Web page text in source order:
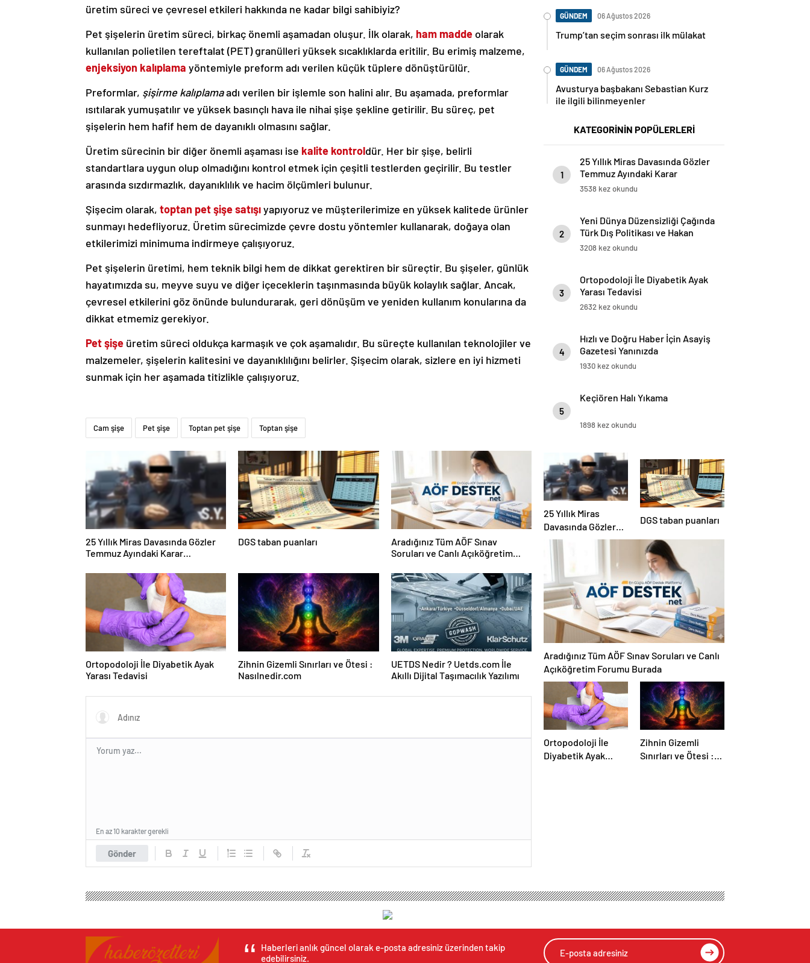
üretim süreci ve çevresel etkileri hakkında ne kadar bilgi sahibiyiz?
Pet şişelerin üretim süreci, birkaç önemli aşamadan oluşur. İlk olarak, ham madde olarak
kullanılan polietilen tereftalat (PET) granülleri yüksek sıcaklıklarda eritilir. Bu erimiş malzeme,
enjeksiyon kalıplama yöntemiyle preform adı verilen küçük tüplere dönüştürülür.
Preformlar, şişirme kalıplamaadı verilen bir işlemle son halini alır. Bu aşamada, preformlar
ısıtılarak yumuşatılır ve yüksek basınçlı hava ile nihai şişe şekline getirilir. Bu süreç, pet
şişelerin hem hafif hem de dayanıklı olmasını sağlar.
Üretim sürecinin bir diğer önemli aşaması ise kalite kontroldür. Her bir şişe, belirli
standartlara uygun olup olmadığını kontrol etmek için çeşitli testlerden geçirilir. Bu testler
arasında sızdırmazlık, dayanıklılık ve hacim ölçümleri bulunur.
Şişecim olarak, toptan pet şişe satışıyapıyoruz ve müşterilerimize en yüksek kalitede ürünler
sunmayı hedefliyoruz. Üretim sürecimizde çevre dostu yöntemler kullanarak, doğaya olan
etkilerimizi minimuma indirmeye çalışıyoruz.
Pet şişelerin üretimi, hem teknik bilgi hem de dikkat gerektiren bir süreçtir. Bu şişeler, günlük
hayatımızda su, meyve suyu ve diğer içeceklerin taşınmasında büyük kolaylık sağlar. Ancak,
çevresel etkilerini göz önünde bulundurarak, geri dönüşüm ve yeniden kullanım konularına da
dikkat etmemiz gerekiyor.
Pet şişe üretim süreci oldukça karmaşık ve çok aşamalıdır. Bu süreçte kullanılan teknolojiler ve
malzemeler, şişelerin kalitesini ve dayanıklılığını belirler. Şişecim olarak, sizlere en iyi hizmeti
sunmak için her aşamada titizlikle çalışıyoruz.
Cam şişe Pet şişe Toptan pet şişe Toptan şişe
25 Yıllık Miras Davasında Gözler
Temmuz Ayındaki Karar
DGS taban puanları
Aradığınız Tüm AÖF Sınav
Soruları ve Canlı Açıköğretim
Ortopodoloji İle Diyabetik Ayak
Yarası Tedavisi
Zihnin Gizemli Sınırları ve Ötesi :
Nasılnedir.com
UETDS Nedir ? Uetds.com İle
Akıllı Dijital Taşımacılık Yazılımı
Gönder
En az 10 karakter gerekli
GÜNDEM 06 Ağustos 2026
Trump’tan seçim sonrası ilk mülakat
GÜNDEM 06 Ağustos 2026
Avusturya başbakanı Sebastian Kurz
ile ilgili bilinmeyenler
KATEGORİNİN POPÜLERLERİ
1
25 Yıllık Miras Davasında Gözler
Temmuz Ayındaki Karar
Duruşmasına Çevrildi
3538 kez okundu
2
Yeni Dünya Düzensizliği Çağında
Türk Dış Politikası ve Hakan
Fidan Faktörü
3208 kez okundu
3
Ortopodoloji İle Diyabetik Ayak
Yarası Tedavisi
2632 kez okundu
4
Hızlı ve Doğru Haber İçin Asayiş
Gazetesi Yanınızda
1930 kez okundu
5
Keçiören Halı Yıkama
1898 kez okundu
25 Yıllık Miras
Davasında Gözler
Temmuz Ayındaki
Çevrildi
DGS taban puanları
Aradığınız Tüm AÖF Sınav Soruları ve Canlı
Açıköğretim Forumu Burada
Ortopodoloji İle
Diyabetik Ayak
Zihnin Gizemli
Sınırları ve Ötesi :
Haberleri anlık güncel olarak e-posta adresiniz üzerinden takip
edebilirsiniz.